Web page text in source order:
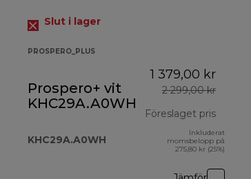
Slut i lager
PROSPERO_PLUS
Prospero+ vit
KHC29A.A0WH
KHC29A.A0WH
1 379,00 kr
2 299,00 kr
Föreslaget pris
Inkluderat
momsbelopp på
275,80 kr (25%)